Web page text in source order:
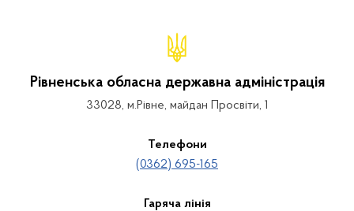
Рівненська обласна державна адміністрація
33028, м.Рівне, майдан Просвіти, 1
Телефони
(0362) 695-165
Гаряча лінія